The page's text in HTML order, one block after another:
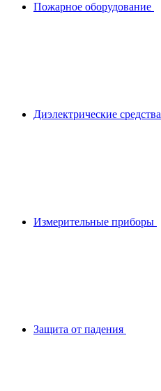
Пожарное оборудование
Диэлектрические средства
Измерительные приборы
Защита от падения